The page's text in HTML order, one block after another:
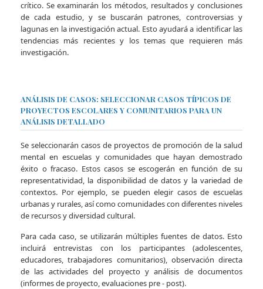
crítico. Se examinarán los métodos, resultados y conclusiones
de cada estudio, y se buscarán patrones, controversias y
lagunas en la investigación actual. Esto ayudará a identificar las
tendencias más recientes y los temas que requieren más
investigación.
ANÁLISIS DE CASOS: SELECCIONAR CASOS TÍPICOS DE
PROYECTOS ESCOLARES Y COMUNITARIOS PARA UN
ANÁLISIS DETALLADO
Se seleccionarán casos de proyectos de promoción de la salud
mental en escuelas y comunidades que hayan demostrado
éxito o fracaso. Estos casos se escogerán en función de su
representatividad, la disponibilidad de datos y la variedad de
contextos. Por ejemplo, se pueden elegir casos de escuelas
urbanas y rurales, así como comunidades con diferentes niveles
de recursos y diversidad cultural.
Para cada caso, se utilizarán múltiples fuentes de datos. Esto
incluirá entrevistas con los participantes (adolescentes,
educadores, trabajadores comunitarios), observación directa
de las actividades del proyecto y análisis de documentos
(informes de proyecto, evaluaciones pre - post).